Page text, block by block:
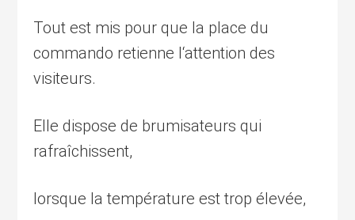
Tout est mis pour que la place du
commando retienne l‘attention des
visiteurs.
Elle dispose de brumisateurs qui
rafraîchissent,
lorsque la température est trop élevée,